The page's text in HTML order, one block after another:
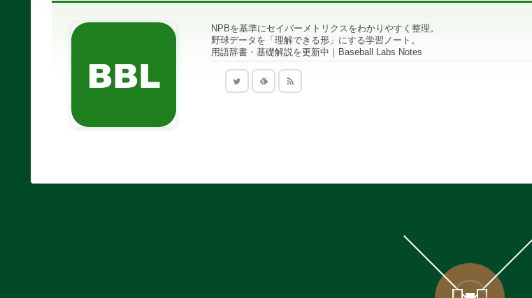
NPBを基準にセイバーメトリクスをわかりやすく整理。
野球データを「理解できる形」にする学習ノート。
用語辞書・基礎解説を更新中｜Baseball Labs Notes